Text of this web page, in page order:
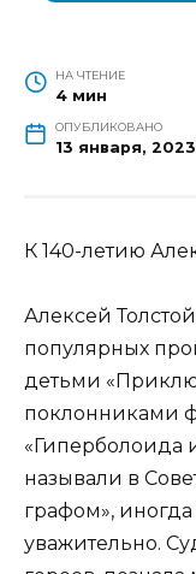
НА ЧТЕНИЕ
4 мин
ОПУБЛИКОВАНО
13 января, 2023
К 140-летию
Алексей
популярных
детьми
поклонниками
«Гиперболоида
называли в
графом»,
уважительно.